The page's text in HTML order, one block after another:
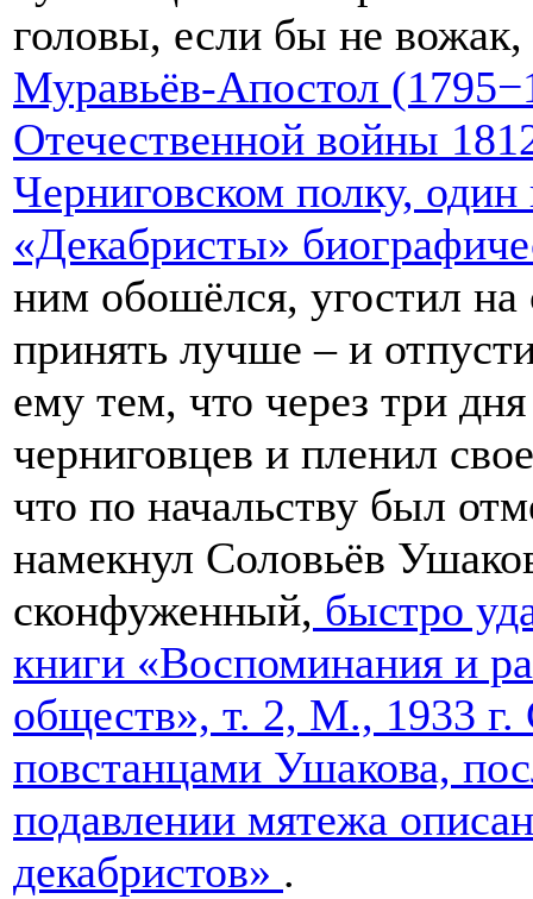
головы, если бы не вожак,
Муравьёв-Апостол
Отечественной войны
Черниговском полку,
«Декабристы»
ним обошёлся, угостил на
принять лучше – и
ему тем, что через три
черниговцев и пленил
что по начальству был
намекнул Соловьёв
сконфуженный, быстро
книги «Воспоминания и
обществ», т. 2, М., 1933 г.
повстанцами Ушакова,
подавлении мятежа
декабристов» .